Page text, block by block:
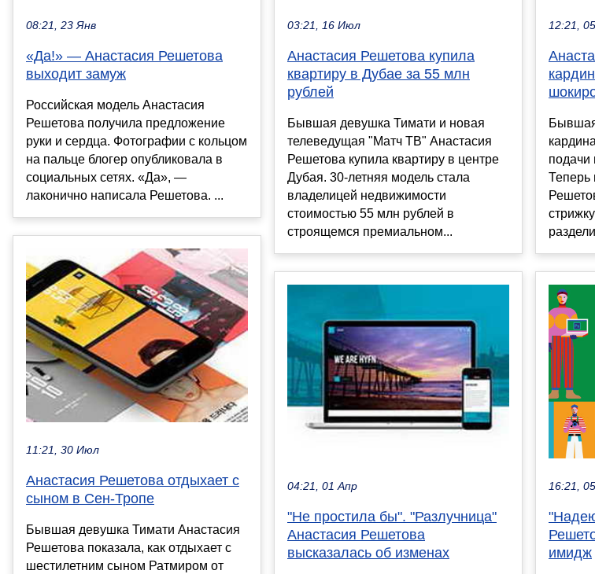
08:21, 23 Янв
«Да!» — Анастасия Решетова
выходит замуж
Российская модель Анастасия
Решетова получила предложение
руки и сердца. Фотографии с кольцом
на пальце блогер опубликовала в
социальных сетях. «Да», —
лаконично написала Решетова. ...
11:21, 30 Июл
Анастасия Решетова отдыхает с
сыном в Сен-Тропе
Бывшая девушка Тимати Анастасия
Решетова показала, как отдыхает с
шестилетним сыном Ратмиром от
03:21, 16 Июл
Анастасия Решетова купила
квартиру в Дубае за 55 млн
рублей
Бывшая девушка Тимати и новая
телеведущая "Матч ТВ" Анастасия
Решетова купила квартиру в центре
Дубая. 30-летняя модель стала
владелицей недвижимости
стоимостью 55 млн рублей в
строящемся премиальном...
04:21, 01 Апр
"Не простила бы". "Разлучница"
Анастасия Решетова
высказалась об изменах
12:21,
подачи
Теперь
16:21,
имидж